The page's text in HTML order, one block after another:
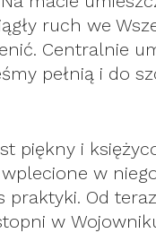
ruch we
Centralnie
pełnią i do
piękny i
w
praktyki. Od
w